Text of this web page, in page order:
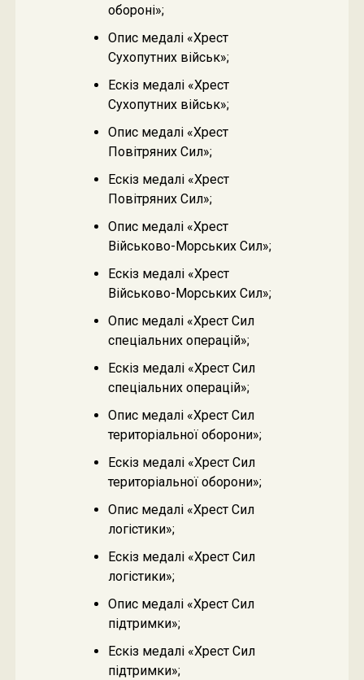
обороні»;
Опис медалі «Хрест
Сухопутних військ»;
Ескіз медалі «Хрест
Сухопутних військ»;
Опис медалі «Хрест
Повітряних Сил»;
Ескіз медалі «Хрест
Повітряних Сил»;
Опис медалі «Хрест
Військово-Морських Сил»;
Ескіз медалі «Хрест
Військово-Морських Сил»;
Опис медалі «Хрест Сил
спеціальних операцій»;
Ескіз медалі «Хрест Сил
спеціальних операцій»;
Опис медалі «Хрест Сил
територіальної оборони»;
Ескіз медалі «Хрест Сил
територіальної оборони»;
Опис медалі «Хрест Сил
логістики»;
Ескіз медалі «Хрест Сил
логістики»;
Опис медалі «Хрест Сил
підтримки»;
Ескіз медалі «Хрест Сил
підтримки»;